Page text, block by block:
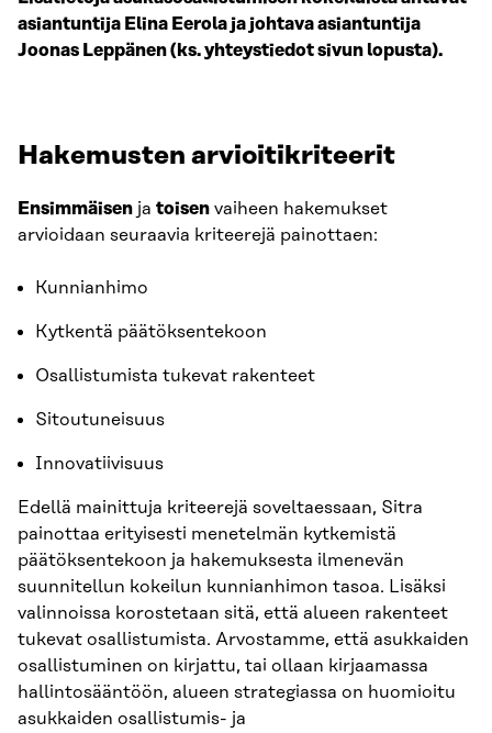
asiantuntija Elina Eerola ja johtava asiantuntija
Joonas Leppänen (ks. yhteystiedot sivun lopusta).
H akemusten arvioitikriteerit
Ensimmäisen ja toisen vaiheen hakemukset
arvioidaan seuraavia kriteerejä painottaen:
Kunnianhimo
Kytkentä päätöksentekoon
Osallistumista tukevat rakenteet
Sitoutuneisuus
Innovatiivisuus
Edellä mainittuja kriteerejä soveltaessaan, Sitra
painottaa erityisesti menetelmän kytkemistä
päätöksentekoon ja hakemuksesta ilmenevän
suunnitellun kokeilun kunnianhimon tasoa. Lisäksi
valinnoissa korostetaan sitä, että alueen rakenteet
tukevat osallistumista. Arvostamme, että asukkaiden
osallistuminen on kirjattu, tai ollaan kirjaamassa
hallintosääntöön, alueen strategiassa on huomioitu
asukkaiden osallistumis- ja